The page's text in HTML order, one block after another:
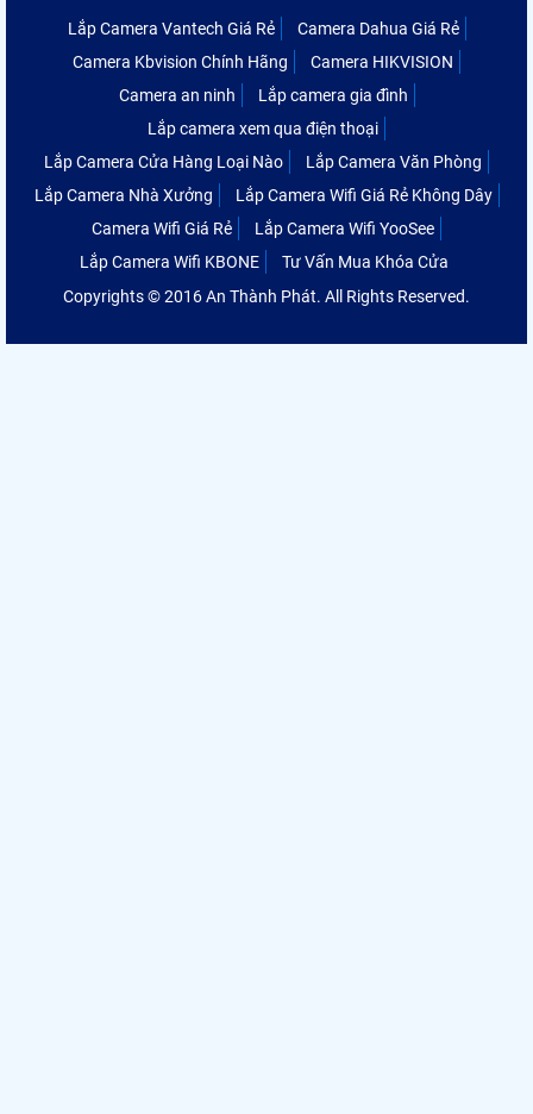
Lắp Camera Vantech Giá Rẻ
Camera Dahua Giá Rẻ
Camera Kbvision Chính Hãng
Camera HIKVISION
Camera an ninh
Lắp camera gia đình
Lắp camera xem qua điện thoại
Lắp Camera Cửa Hàng Loại Nào
Lắp Camera Văn Phòng
Lắp Camera Nhà Xưởng
Lắp Camera Wifi Giá Rẻ Không Dây
Camera Wifi Giá Rẻ
Lắp Camera Wifi YooSee
Lắp Camera Wifi KBONE
Tư Vấn Mua Khóa Cửa
Copyrights © 2016 An Thành Phát. All Rights Reserved.